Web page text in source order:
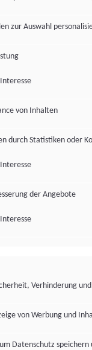
zur Auswahl
von Inhalten
durch Statistiken oder
der Angebote
Verhinderung
von Werbung und
Datenschutz